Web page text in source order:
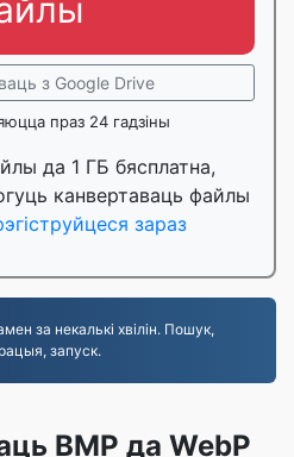
з Google Drive
праз 24 гадзіны
да 1 ГБ бясплатна,
канвертаваць файлы
зараз
за некалькі хвілін. Пошук,
запуск.
BMP да WebP